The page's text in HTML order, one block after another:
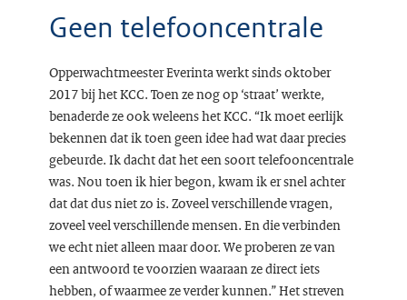
Geen telefooncentrale
Opperwachtmeester Everinta werkt sinds oktober
2017 bij het KCC. Toen ze nog op ‘straat’ werkte,
benaderde ze ook weleens het KCC. “Ik moet eerlijk
bekennen dat ik toen geen idee had wat daar precies
gebeurde. Ik dacht dat het een soort telefooncentrale
was. Nou toen ik hier begon, kwam ik er snel achter
dat dat dus niet zo is. Zoveel verschillende vragen,
zoveel veel verschillende mensen. En die verbinden
we echt niet alleen maar door. We proberen ze van
een antwoord te voorzien waaraan ze direct iets
hebben, of waarmee ze verder kunnen.” Het streven